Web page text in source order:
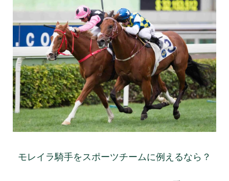
モレイラ騎手をスポーツチームに例えるなら？